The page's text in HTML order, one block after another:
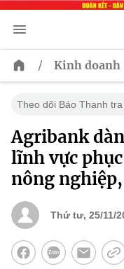
/ Kinh doanh
Theo dõi Báo Thanh
Agribank
lĩnh vực
nông
Thứ tư, 25/11/